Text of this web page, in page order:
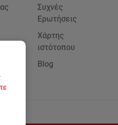
Συχνές
Ερωτήσεις
Χάρτης
ιστότοπου
Blog